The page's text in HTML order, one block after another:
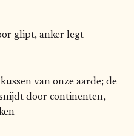
glipt, anker legt
van onze aarde; de
door continenten,